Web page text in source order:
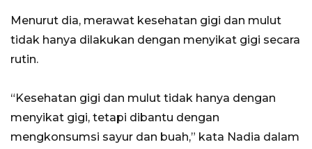
Menurut dia, merawat kesehatan gigi dan mulut
tidak hanya dilakukan dengan menyikat gigi secara
rutin.
“Kesehatan gigi dan mulut tidak hanya dengan
menyikat gigi, tetapi dibantu dengan
mengkonsumsi sayur dan buah,” kata Nadia dalam